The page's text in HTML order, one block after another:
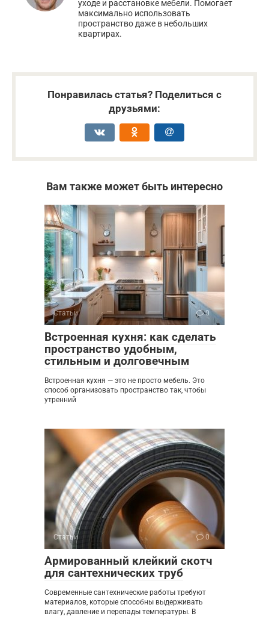
уходе и расстановке мебели. Помогает
максимально использовать
пространство даже в небольших
квартирах.
Понравилась статья? Поделиться с
друзьями:
Вам также может быть интересно
Статьи 0
Встроенная кухня: как сделать
пространство удобным,
стильным и долговечным
Встроенная кухня — это не просто мебель. Это
способ организовать пространство так, чтобы
утренний
Статьи 0
Армированный клейкий скотч
для сантехнических труб
Современные сантехнические работы требуют
материалов, которые способны выдерживать
влагу, давление и перепады температуры. В